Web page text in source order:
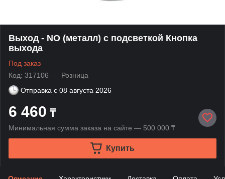
Выход - NO (металл) с подсветкой Кнопка
выхода
Под заказ
Код: 317106
Розница
Отправка с 08 августа 2026
6 460 ₸
Минимальная сумма заказа на сайте — 500 000 ₸
Купить